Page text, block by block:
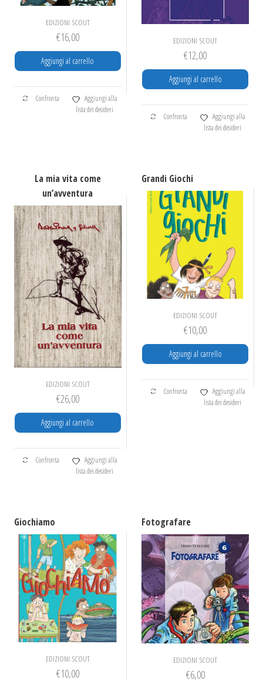
EDIZIONI SCOUT
€16,00
Aggiungi al carrello
Confronta
Aggiungi alla
lista dei desideri
EDIZIONI SCOUT
€12,00
Aggiungi al carrello
Confronta
Aggiungi alla
lista dei desideri
La mia vita come
un’avventura
EDIZIONI SCOUT
€26,00
Aggiungi al carrello
Confronta
Aggiungi alla
lista dei desideri
Grandi Giochi
EDIZIONI SCOUT
€10,00
Aggiungi al carrello
Confronta
Aggiungi alla
lista dei desideri
Giochiamo
EDIZIONI SCOUT
€10,00
Fotografare
EDIZIONI SCOUT
€6,00